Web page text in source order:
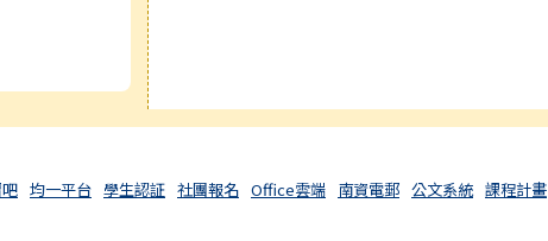
均一平台 學生認証 社團報名 Office雲端 南資電郵 公文系統 課程計畫